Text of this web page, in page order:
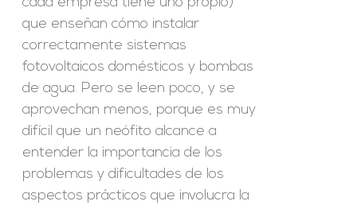
que enseñan cómo instalar
correctamente sistemas
fotovoltaicos domésticos y bombas
de agua. Pero se leen poco, y se
aprovechan menos, porque es muy
difícil que un neófito alcance a
entender la importancia de los
problemas y dificultades de los
aspectos prácticos que involucra la